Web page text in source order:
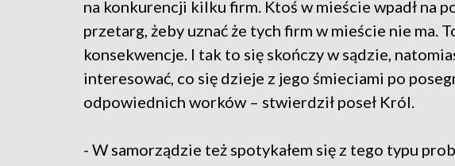
na konkurencji kilku firm. Ktoś w mieście wpadł na
przetarg, żeby uznać że tych firm w mieście nie ma.
konsekwencje. I tak to się skończy w sądzie,
interesować, co się dzieje z jego śmieciami po
odpowiednich worków – stwierdził poseł Król.
- W samorządzie też spotykałem się z tego typu